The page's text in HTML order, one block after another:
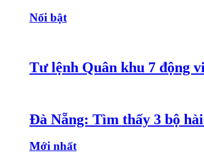
Nổi bật
Tư lệnh Quân khu 7 động
Đà Nẵng: Tìm thấy 3 bộ
Mới nhất